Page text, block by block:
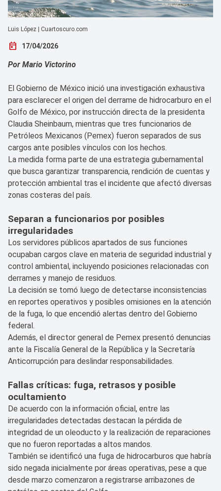
Luis López | Cuartoscuro.com
today 17/04/2026
Por Mario Victorino
El Gobierno de México inició una investigación exhaustiva
para esclarecer el origen del derrame de hidrocarburo en el
Golfo de México, por instrucción directa de la presidenta
Claudia Sheinbaum, mientras que tres funcionarios de
Petróleos Mexicanos (Pemex) fueron separados de sus
cargos ante posibles vínculos con los hechos.
La medida forma parte de una estrategia gubernamental
que busca garantizar transparencia, rendición de cuentas y
protección ambiental tras el incidente que afectó diversas
zonas costeras del país.
Separan a funcionarios por posibles
irregularidades
Los servidores públicos apartados de sus funciones
ocupaban cargos clave en materia de seguridad industrial y
control ambiental, incluyendo posiciones relacionadas con
derrames y manejo de residuos.
La decisión se tomó luego de detectarse inconsistencias
en reportes operativos y posibles omisiones en la atención
de la fuga, lo que encendió alertas dentro del Gobierno
federal.
Además, el director general de Pemex presentó denuncias
ante la Fiscalía General de la República y la Secretaría
Anticorrupción para deslindar responsabilidades.
Fallas críticas: fuga, retrasos y posible
ocultamiento
De acuerdo con la información oficial, entre las
irregularidades detectadas destacan la pérdida de
integridad de un oleoducto y la realización de reparaciones
que no fueron reportadas a altos mandos.
También se identificó una fuga de hidrocarburos que habría
sido negada inicialmente por áreas operativas, pese a que
desde marzo comenzaron a registrarse arribazones de